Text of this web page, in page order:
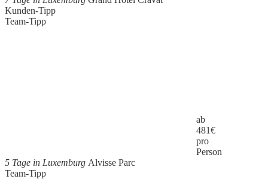
Kunden-Tipp
Team-Tipp
ab
481€
pro
Person
5 Tage in Luxemburg Alvisse Parc
Team-Tipp